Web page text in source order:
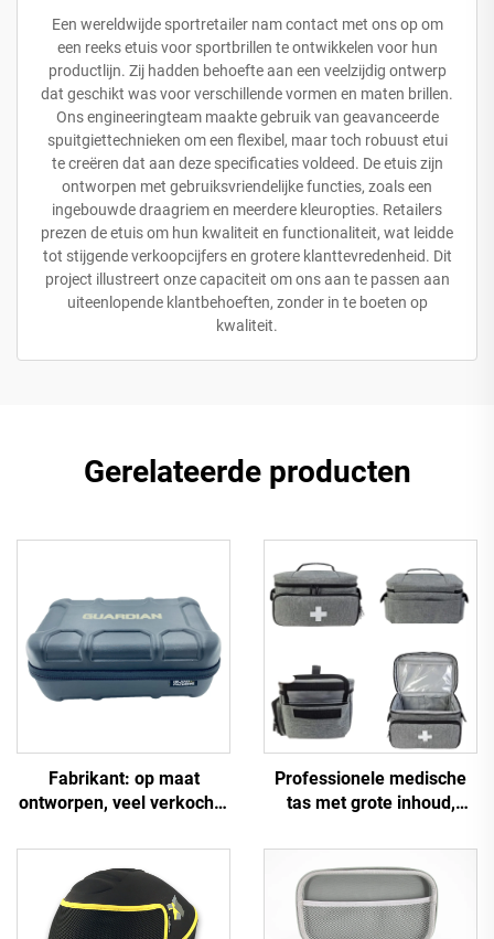
Een wereldwijde sportretailer nam contact met ons op om
een reeks etuis voor sportbrillen te ontwikkelen voor hun
productlijn. Zij hadden behoefte aan een veelzijdig ontwerp
dat geschikt was voor verschillende vormen en maten brillen.
Ons engineeringteam maakte gebruik van geavanceerde
spuitgiettechnieken om een flexibel, maar toch robuust etui
te creëren dat aan deze specificaties voldeed. De etuis zijn
ontworpen met gebruiksvriendelijke functies, zoals een
ingebouwde draagriem en meerdere kleuropties. Retailers
prezen de etuis om hun kwaliteit en functionaliteit, wat leidde
tot stijgende verkoopcijfers en grotere klanttevredenheid. Dit
project illustreert onze capaciteit om ons aan te passen aan
uiteenlopende klantbehoeften, zonder in te boeten op
kwaliteit.
Gerelateerde producten
Fabrikant: op maat
ontworpen, veel verkochte
EVA, reiskoffer van EVA
Professionele medische
tas met grote inhoud,
rits, geschikt als eerste-
hulpset voor thuis of
onderweg, ook geschikt
als draagtasje voor buiten